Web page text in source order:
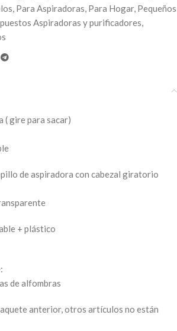
, Para Aspiradoras, Para Hogar, Pequeños
Aspiradoras y purificadores,
( gire para sacar)
de aspiradora con cabezal giratorio
+ plástico
de alfombras
anterior, otros artículos no están